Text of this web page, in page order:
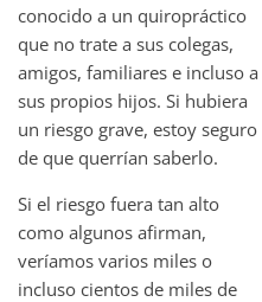
conocido a un quiropráctico
que no trate a sus colegas,
amigos, familiares e incluso a
sus propios hijos. Si hubiera
un riesgo grave, estoy seguro
de que querrían saberlo.
Si el riesgo fuera tan alto
como algunos afirman,
veríamos varios miles o
incluso cientos de miles de